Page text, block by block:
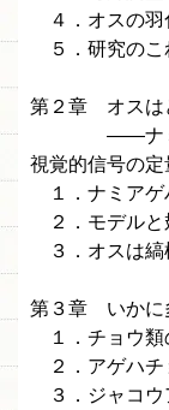
４．オスの羽
５．研究のこ
第２章 オスは
——ナミアゲ
視覚的信号の
１．ナミアゲ
２．モデルと
３．オスは縞
第３章 いかに
１．チョウ類
２．アゲハチ
３．ジャコウ